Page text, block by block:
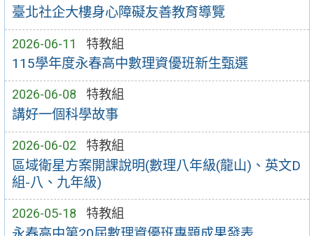
臺北社企大樓身心障礙友善教育導覽
2026-06-11 特教組
115學年度永春高中數理資優班新生甄選
2026-06-08 特教組
講好一個科學故事
2026-06-02 特教組
區域衛星方案開課說明(數理八年級(龍山)、英文D
組-八、九年級)
2026-05-18 特教組